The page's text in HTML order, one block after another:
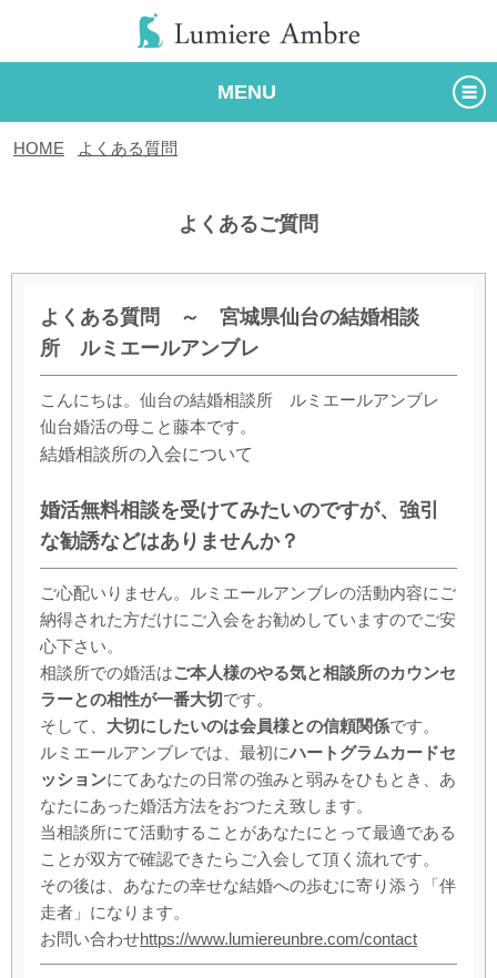
MENU
HOME よくある質問
よくあるご質問
よくある質問 ～ 宮城県仙台の結婚相談
所 ルミエールアンブレ
こんにちは。仙台の結婚相談所 ルミエールアンブレ
仙台婚活の母こと藤本です。
結婚相談所の入会について
婚活無料相談を受けてみたいのですが、強引
な勧誘などはありませんか？
ご心配いりません。ルミエールアンブレの活動内容にご
納得された方だけにご入会をお勧めしていますのでご安
心下さい。
相談所での婚活はご本人様のやる気と相談所のカウンセ
ラーとの相性が一番大切です。
そして、 大切にしたいのは会員様との信頼関係です。
ルミエールアンブレでは、最初にハートグラムカードセ
ッションにてあなたの日常の強みと弱みをひもとき、あ
なたにあった婚活方法をおつたえ致します。
当相談所にて活動することがあなたにとって最適である
ことが双方で確認できたらご入会して頂く流れです。
その後は、あなたの幸せな結婚への歩むに寄り添う「伴
走者」になります。
お問い合わせhttps://www.lumiereunbre.com/contact